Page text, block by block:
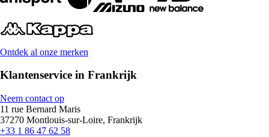
Ontdek al onze merken
Klantenservice in Frankrijk
Neem contact op
11 rue Bernard Maris
37270 Montlouis-sur-Loire, Frankrijk
+33 1 86 47 62 58